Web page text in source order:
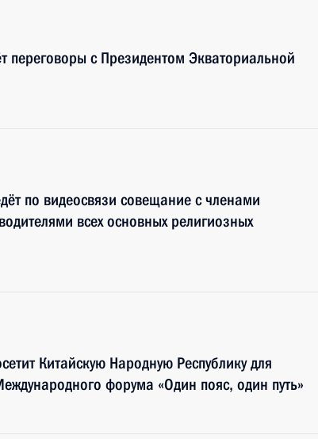
переговоры с Президентом Экваториальной
по видеосвязи совещание с членами
всех основных религиозных
Китайскую Народную Республику для
форума «Один пояс, один путь»